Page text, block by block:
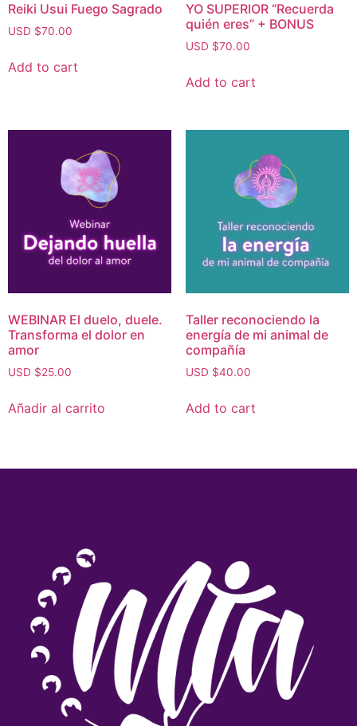
Reiki Usui Fuego Sagrado
USD $70.00
Add to cart
YO SUPERIOR “Recuerda
quién eres” + BONUS
USD $70.00
Add to cart
WEBINAR El duelo, duele.
Transforma el dolor en
amor
USD $25.00
Añadir al carrito
Taller reconociendo la
energía de mi animal de
compañía
USD $40.00
Add to cart